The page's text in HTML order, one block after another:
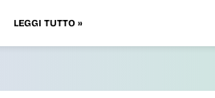
LEGGI TUTTO »